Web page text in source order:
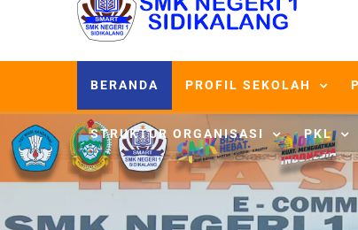
BERANDA PROFIL SEKOLAH
STRUKTUR ORGANISASI PKL